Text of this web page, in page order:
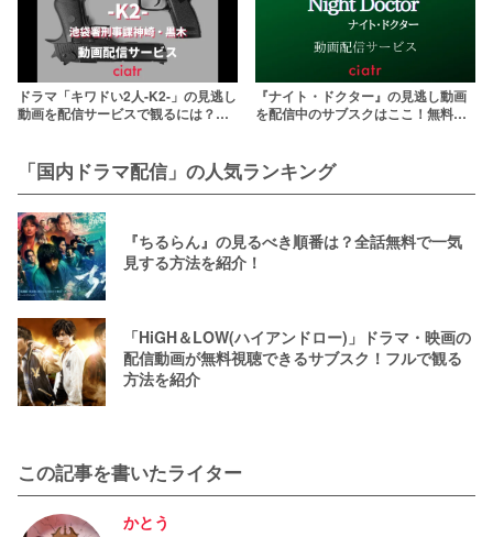
ドラマ「キワドい2人-K2-」の見逃し
動画を配信サービスで観るには？
『ナイト・ドクター』の見逃し動画
を配信中のサブスクはここ！無料で1
「国内ドラマ配信」の人気ランキング
『ちるらん』の見るべき順番は？全話無料で一気
見する方法を紹介！
「HiGH＆LOW(ハイアンドロー)」ドラマ・映画の
配信動画が無料視聴できるサブスク！フルで観る
方法を紹介
この記事を書いたライター
かとう